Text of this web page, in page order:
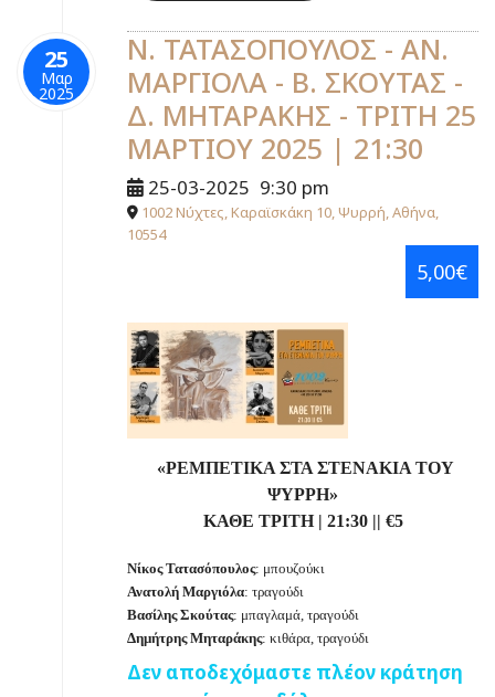
25
Μαρ
2025
Ν. ΤΑΤΑΣΟΠΟΥΛΟΣ - ΑΝ.
ΜΑΡΓΙΟΛΑ - Β. ΣΚΟΥΤΑΣ -
Δ. ΜΗΤΑΡΑΚΗΣ - ΤΡΙΤΗ 25
ΜΑΡΤΙΟΥ 2025 | 21:30
25-03-2025 9:30 pm
1002 Νύχτες, Καραϊσκάκη 10, Ψυρρή, Αθήνα,
10554
5,00€
«ΡΕΜΠΕΤΙΚΑ ΣΤΑ ΣΤΕΝΑΚΙΑ ΤΟΥ
ΨΥΡΡΗ»
ΚΑΘΕ ΤΡΙΤΗ | 21:30 || €5
Νίκος Τατασόπουλος: μπουζούκι
Ανατολή Μαργιόλα: τραγούδι
Βασίλης Σκούτας: μπαγλαμά, τραγούδι
Δημήτρης Μηταράκης: κιθάρα, τραγούδι
Δεν αποδεχόμαστε πλέον κράτηση